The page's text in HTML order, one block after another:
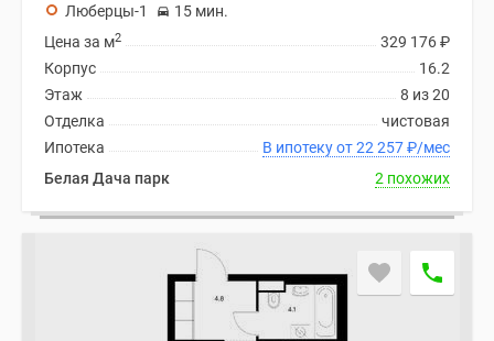
Люберцы-1
15 мин.
329 176₽
Цена за м2
16.2
Корпус
8 из 20
Этаж
чистовая
Отделка
В ипотеку от 22 257₽/мес
Ипотека
Белая Дача парк
2 похожих